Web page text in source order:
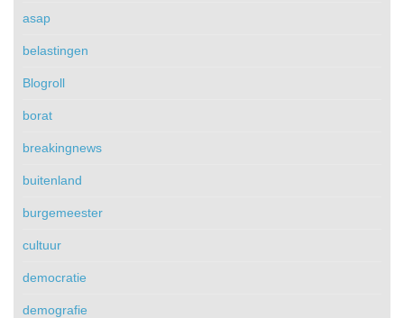
asap
belastingen
Blogroll
borat
breakingnews
buitenland
burgemeester
cultuur
democratie
demografie